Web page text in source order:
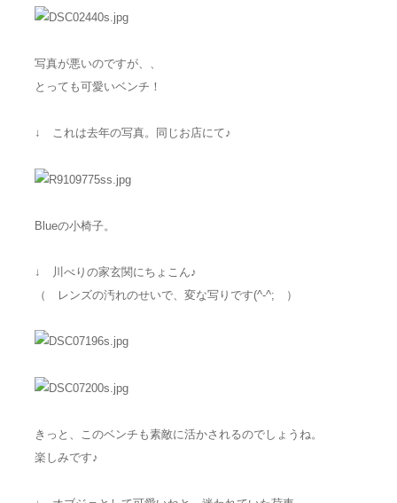
写真が悪いのですが、、
とっても可愛いベンチ！
↓ これは去年の写真。同じお店にて♪
Blueの小椅子。
↓ 川べりの家玄関にちょこん♪
（ レンズの汚れのせいで、変な写りです(^-^; ）
きっと、このベンチも素敵に活かされるのでしょうね。
楽しみです♪